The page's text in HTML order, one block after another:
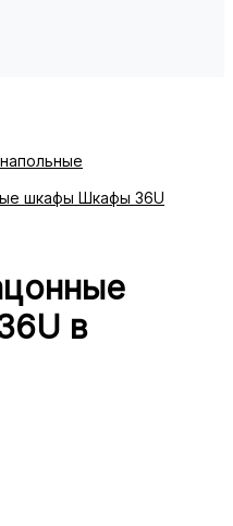
шкафы Шкафы 36U
в